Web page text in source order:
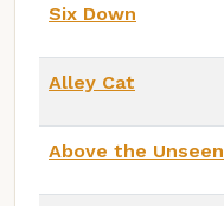
Six Down
Alley Cat
Above the Unseen